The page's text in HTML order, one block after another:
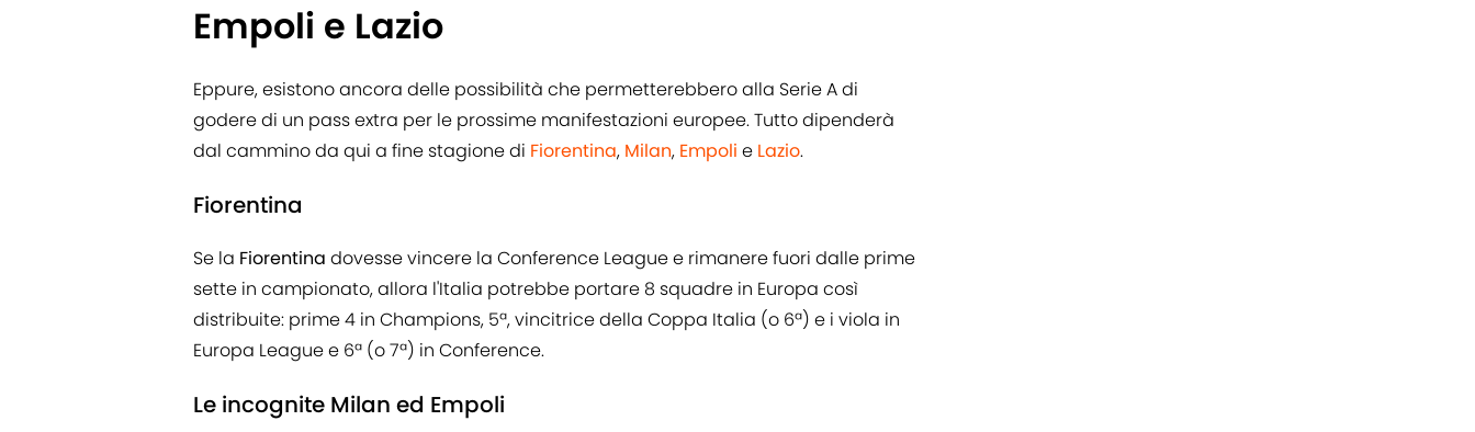
Empoli e Lazio
Eppure, esistono ancora delle possibilità che permetterebbero alla Serie A di
godere di un pass extra per le prossime manifestazioni europee. Tutto dipenderà
dal cammino da qui a fine stagione di Fiorentina, Milan, Empoli e Lazio.
Fiorentina
Se la Fiorentina dovesse vincere la Conference League e rimanere fuori dalle prime
sette in campionato, allora l'Italia potrebbe portare 8 squadre in Europa così
distribuite: prime 4 in Champions, 5ª, vincitrice della Coppa Italia (o 6ª) e i viola in
Europa League e 6ª (o 7ª) in Conference.
Le incognite Milan ed Empoli